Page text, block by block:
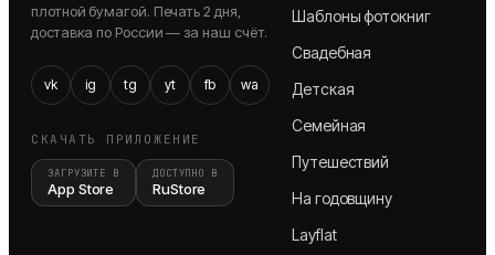
плотной бумагой. Печать 2 дня,
доставка по России — за наш счёт.
vk ig tg yt fb wa
СКАЧАТЬ ПРИЛОЖЕНИЕ
ЗАГРУЗИТЕ В
App Store
ДОСТУПНО В
RuStore
Шаблоны фотокниг
Свадебная
Детская
Семейная
Путешествий
На годовщину
Layflat